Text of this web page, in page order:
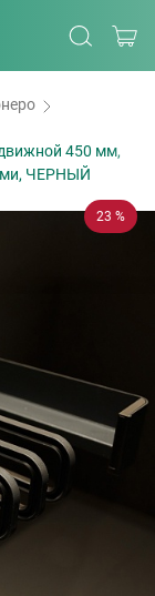
450 мм,
ЧЕРНЫЙ
23 %